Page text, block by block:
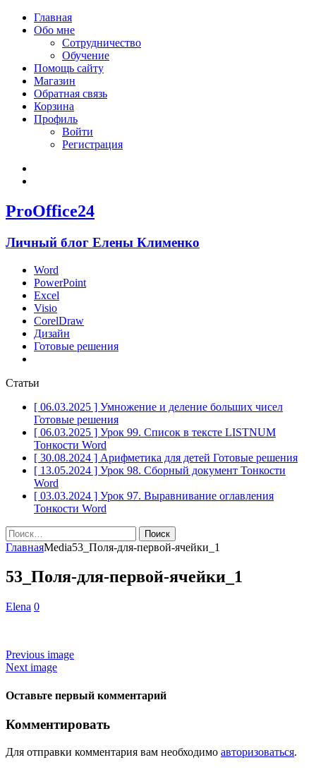
Главная
Обо мне
Сотрудничество
Обучение
Помощь сайту
Магазин
Обратная связь
Корзина
Профиль
Войти
Регистрация
ProOffice24
Личный блог Елены Клименко
Word
PowerPoint
Excel
Visio
CorelDraw
Дизайн
Готовые решения
Статьи
[ 06.03.2025 ] Умножение и деление больших чисел
Готовые решения
[ 06.03.2025 ] Урок 99. Список в тексте LISTNUM
Тонкости Word
[ 30.08.2024 ] Арифметика для детей Готовые решения
[ 13.05.2024 ] Урок 98. Сборный документ Тонкости
Word
[ 03.03.2024 ] Урок 97. Выравнивание оглавления
Тонкости Word
Найти:
ГлавнаяMedia53_Поля-для-первой-ячейки_1
53_Поля-для-первой-ячейки_1
Elena 0
Previous image
Next image
Оставьте первый комментарий
Комментировать
Для отправки комментария вам необходимо авторизоваться.